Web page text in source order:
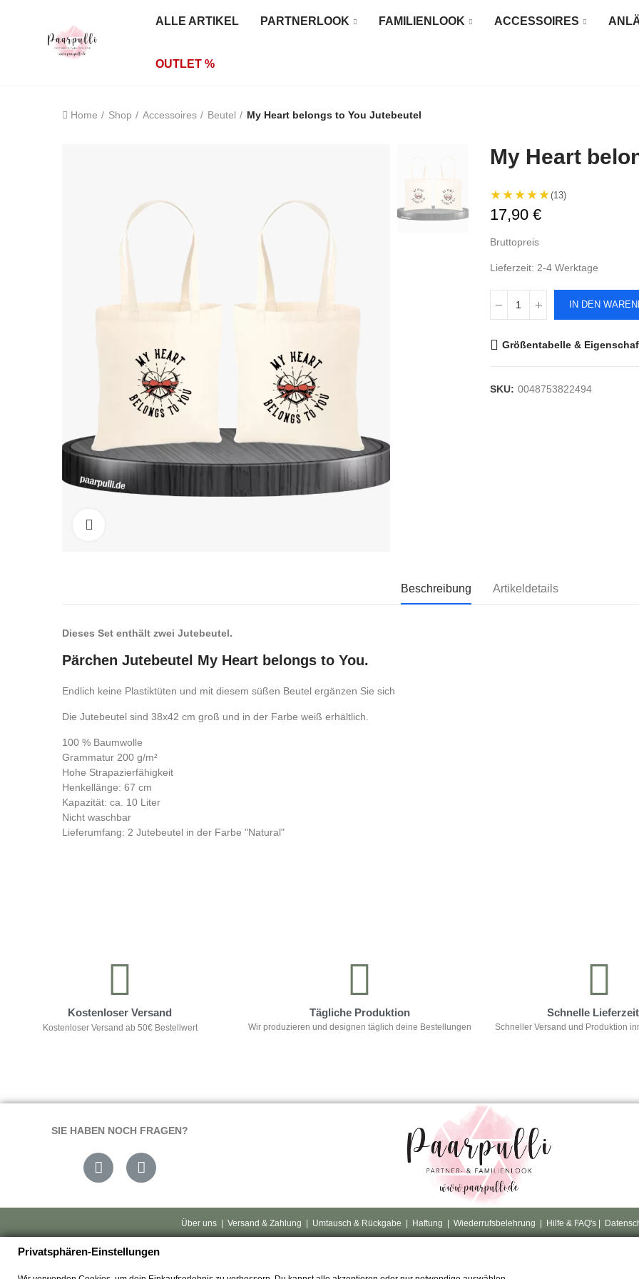
ALLE ARTIKEL PARTNERLOOK FAMILIENLOOK ACCESSOIRES
OUTLET %
Home Shop Accessoires Beutel My Heart belongs to You Jutebeutel
My Heart
★★★★★(13)
17,90 €
Bruttopreis
Lieferzeit: 2-4 Werktage
IN DEN
Größentabelle &
SKU: 0048753822494
Beschreibung Artikeldetails
Dieses Set enthält zwei Jutebeutel.
Pärchen Jutebeutel My Heart belongs to You.
Endlich keine Plastiktüten und mit diesem süßen Beutel ergänzen Sie sich
Die Jutebeutel sind 38x42 cm groß und in der Farbe weiß erhältlich.
100 % Baumwolle
Grammatur 200 g/m²
Hohe Strapazierfähigkeit
Henkellänge: 67 cm
Kapazität: ca. 10 Liter
Nicht waschbar
Lieferumfang: 2 Jutebeutel in der Farbe "Natural"
Kostenloser Versand
Kostenloser Versand ab 50€ Bestellwert
Tägliche Produktion
Wir produzieren und designen täglich deine Bestellungen
Schnelle
Schneller Versand und Produktion
SIE HABEN NOCH FRAGEN?
Über uns| Versand & Zahlung Umtausch & Rückgabe Haftung Wiederrufsbelehrung Hilfe & FAQ's|
Privatsphären-Einstellungen